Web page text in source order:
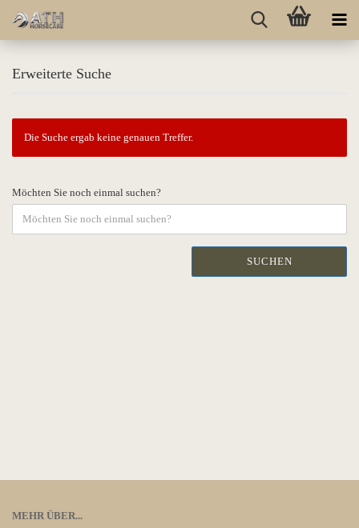
Erweiterte Suche
Die Suche ergab keine genauen Treffer.
Möchten Sie noch einmal suchen?
SUCHEN
MEHR ÜBER...